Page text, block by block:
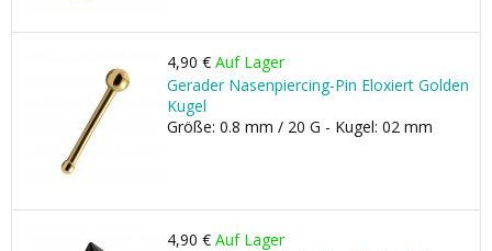
4,90 € Auf Lager
Gerader Nasenpiercing-Pin Eloxiert Golden
Kugel
Größe: 0.8 mm / 20 G - Kugel: 02 mm
4,90 € Auf Lager